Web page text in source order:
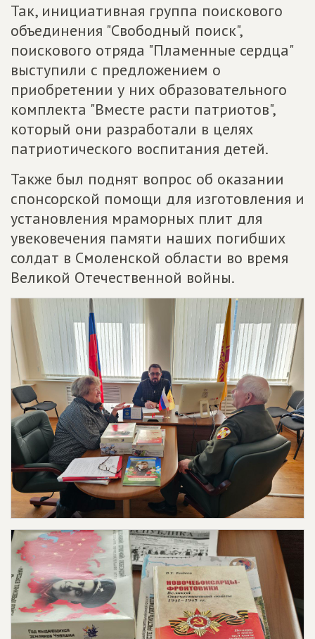
Так, инициативная группа поискового
объединения "Свободный поиск",
поискового отряда "Пламенные сердца"
выступили с предложением о
приобретении у них образовательного
комплекта "Вместе расти патриотов",
который они разработали в целях
патриотического воспитания детей.
Также был поднят вопрос об оказании
спонсорской помощи для изготовления и
установления мраморных плит для
увековечения памяти наших погибших
солдат в Смоленской области во время
Великой Отечественной войны.